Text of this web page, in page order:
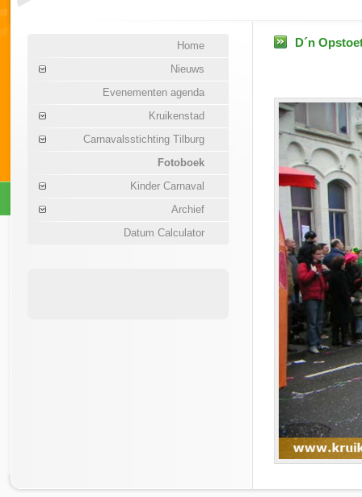
Home
Nieuws
Evenementen agenda
Kruikenstad
Carnavalsstichting Tilburg
Fotoboek
Kinder Carnaval
Archief
Datum Calculator
D´n